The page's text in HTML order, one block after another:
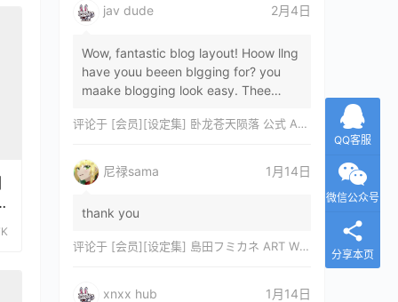
jav dude 2月4日
Wow, fantastic blog layout! Hoow llng
have youu beeen blgging for? you
maake blogging look easy. Thee
magnificent, let…
评论于 [会员][设定集] 卧龙苍天陨落 公式 ARTWORKS[DL]
尼禄sama 1月14日
thank you
评论于 [会员][设定集] 島田フミカネ ART WORKS EXTRA Luminous Witches[DL]
xnxx hub 1月14日
QQ客服
微信公众号
分享本页